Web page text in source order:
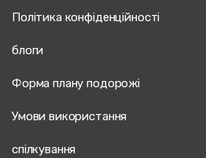
Політика конфіденційності
блоги
Форма плану подорожі
Умови використання
спілкування